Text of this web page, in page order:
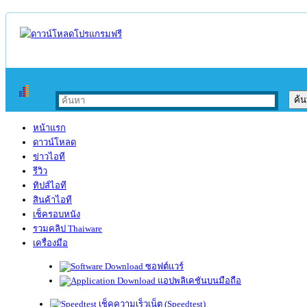
หน้าแรก
ดาวน์โหลด
ข่าวไอที
รีวิว
ทิปส์ไอที
สินค้าไอที
เช็ครอบหนัง
รวมคลิป Thaiware
เครื่องมือ
ซอฟต์แวร์
แอปพลิเคชันบนมือถือ
เช็คความเร็วเน็ต (Speedtest)